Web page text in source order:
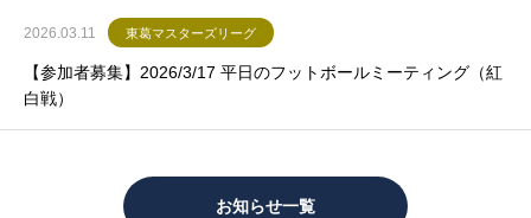
2026.03.11 東葛マスターズリーグ
【参加者募集】2026/3/17 平日のフットボールミーティング（紅
白戦）
お知らせ一覧